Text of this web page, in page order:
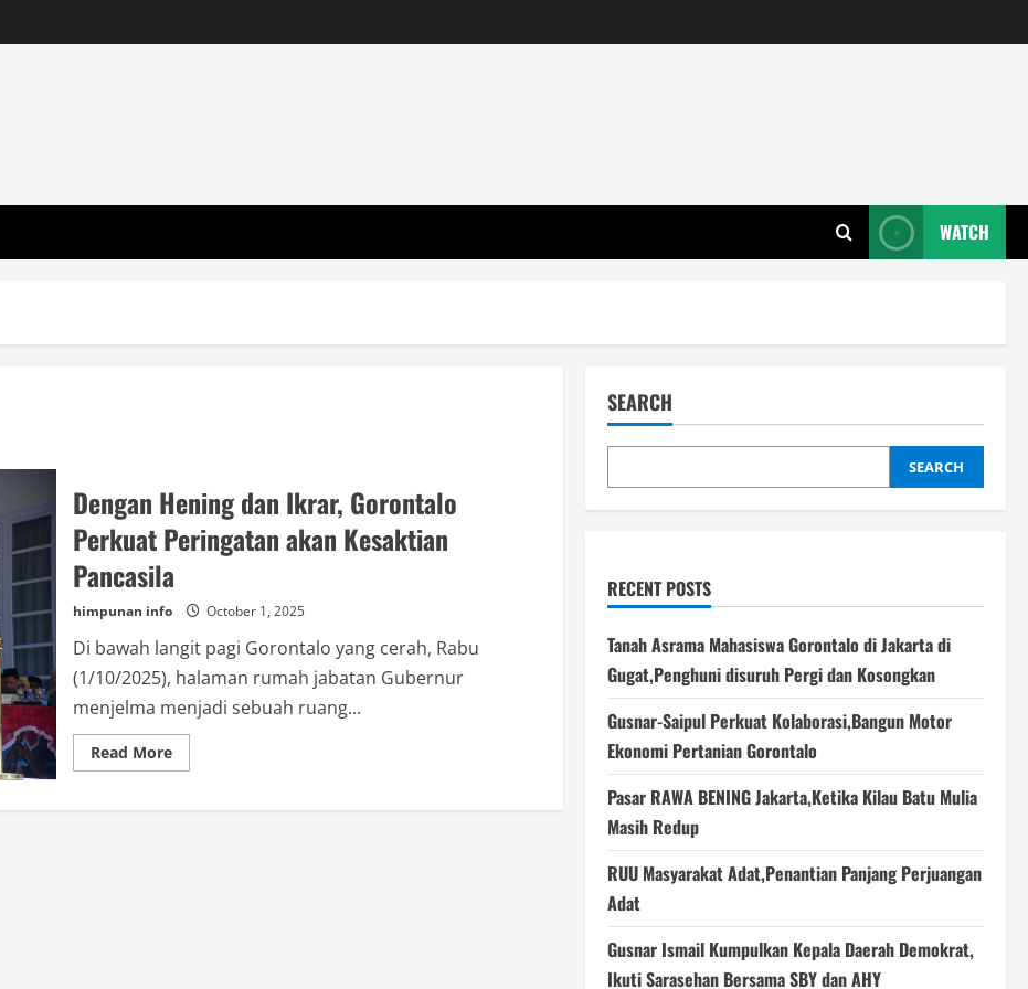
WATCH
Dengan Hening dan Ikrar, Gorontalo
Perkuat Peringatan akan Kesaktian
Pancasila
himpunan info October 1, 2025
Di bawah langit pagi Gorontalo yang cerah, Rabu
(1/10/2025), halaman rumah jabatan Gubernur
menjelma menjadi sebuah ruang...
Read MoreRead
more
Hening
SEARCH
SEARCH
RECENT POSTS
Tanah Asrama Mahasiswa Gorontalo di Jakarta di
Gugat,Penghuni disuruh Pergi dan Kosongkan
Gusnar-Saipul Perkuat Kolaborasi,Bangun Motor
Ekonomi Pertanian Gorontalo
Pasar RAWA BENING Jakarta,Ketika Kilau Batu Mulia
Masih Redup
RUU Masyarakat Adat,Penantian Panjang Perjuangan
Adat
Gusnar Ismail Kumpulkan Kepala Daerah Demokrat,
Ikuti Sarasehan Bersama SBY dan AHY